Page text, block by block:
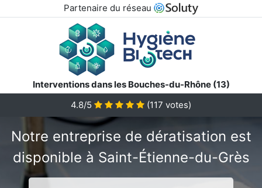
Partenaire du réseau
Interventions dans les Bouches-du-Rhône (13)
4.8/5
(117 votes)
Notre entreprise de dératisation est
disponible à Saint-Étienne-du-Grès